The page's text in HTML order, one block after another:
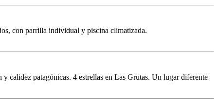
con parrilla individual y piscina climatizada.
calidez patagónicas. 4 estrellas en Las Grutas. Un lugar diferente